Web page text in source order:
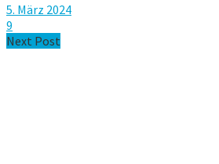
5. März 2024
9
Next Post